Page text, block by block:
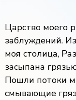
Царство моего
заблуждений.
моя столица,
засыпана
Пошли потоки
смывающие